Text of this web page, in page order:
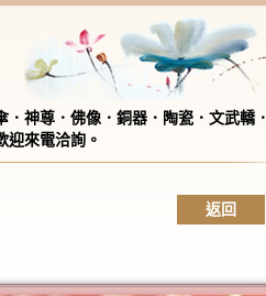
神尊．佛像．銅器．陶瓷．文武轎．
迎來電洽詢。
返回